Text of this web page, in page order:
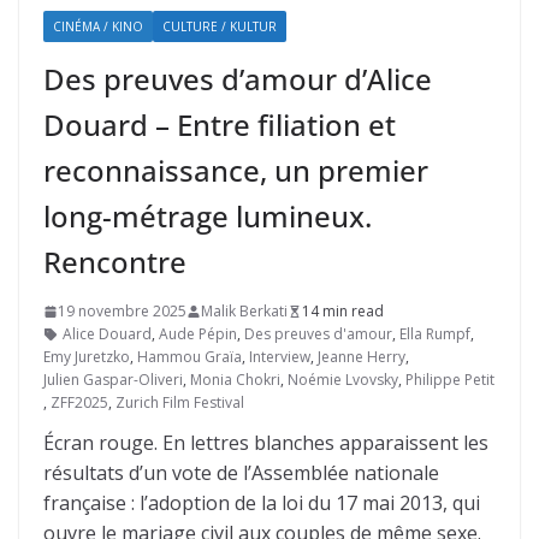
CINÉMA / KINO CULTURE / KULTUR
Des preuves d’amour d’Alice
Douard – Entre filiation et
reconnaissance, un premier
long-métrage lumineux.
Rencontre
19 novembre 2025 Malik Berkati
14 min read
Alice Douard, Aude Pépin, Des preuves d'amour, Ella Rumpf,
Emy Juretzko, Hammou Graïa, Interview, Jeanne Herry,
Julien Gaspar-Oliveri, Monia Chokri, Noémie Lvovsky, Philippe Petit
, ZFF2025, Zurich Film Festival
Écran rouge. En lettres blanches apparaissent les
résultats d’un vote de l’Assemblée nationale
française : l’adoption de la loi du 17 mai 2013, qui
ouvre le mariage civil aux couples de même sexe.